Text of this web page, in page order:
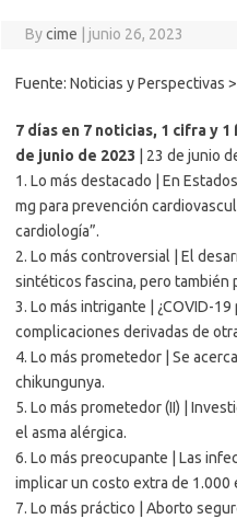
Bycime junio 26, 2023
Fuente: Noticias y Perspectivas
7 días en 7 noticias, 1 cifra y
de junio de 2023 | 23 de junio
1. Lo más destacado | En
mg para prevención
cardiología”.
2. Lo más controversial | El
sintéticos fascina, pero también
3. Lo más intrigante | ¿COVID-
complicaciones derivadas de
4. Lo más prometedor | Se
chikungunya.
5. Lo más prometedor (II) |
el asma alérgica.
6. Lo más preocupante | Las
implicar un costo extra de 1.000
7. Lo más práctico | Aborto